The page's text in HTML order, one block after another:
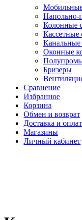
Напольно-
Колонные
Кассетные
Канальные
Оконные
Бризеры
Сравнение
Избранное
Корзина
Обмен и возврат
Доставка и
Магазины
Личный кабинет